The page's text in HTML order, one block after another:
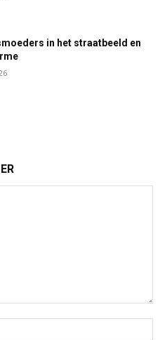
in het straatbeeld en